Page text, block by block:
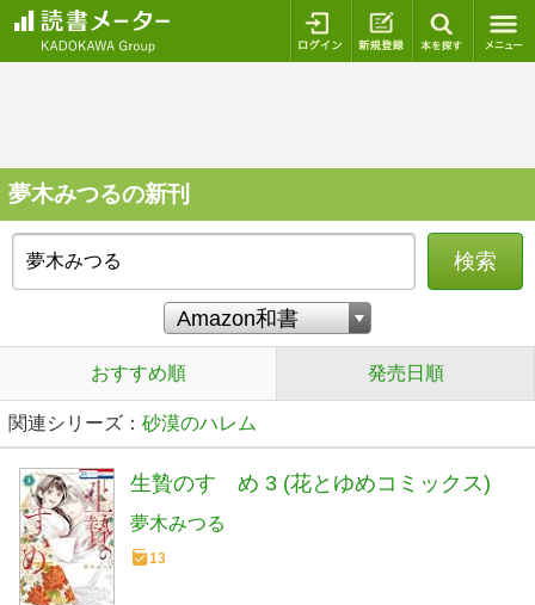
ログイン 新規登録
夢木みつるの新刊
検索
おすすめ順 発売日順
関連シリーズ： 砂漠のハレム
生贄のすゝめ 3 (花とゆめコミックス)
夢木みつる
13